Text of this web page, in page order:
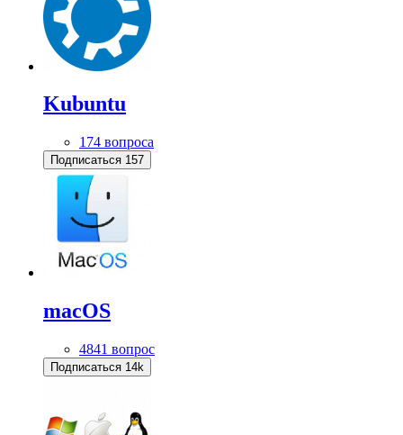
Kubuntu
174 вопроса
Подписаться 157
macOS
4841 вопрос
Подписаться 14k